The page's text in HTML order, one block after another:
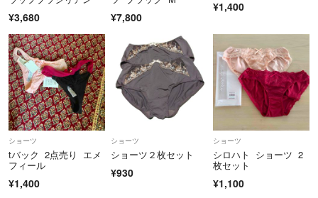
¥3,680 ¥7,800
¥1,400
ショーツ
tバック 2点売り エメ
フィール
¥1,400
ショーツ
ショーツ２枚セット
¥930
ショーツ
シロハト ショーツ 2
枚セット
¥1,100